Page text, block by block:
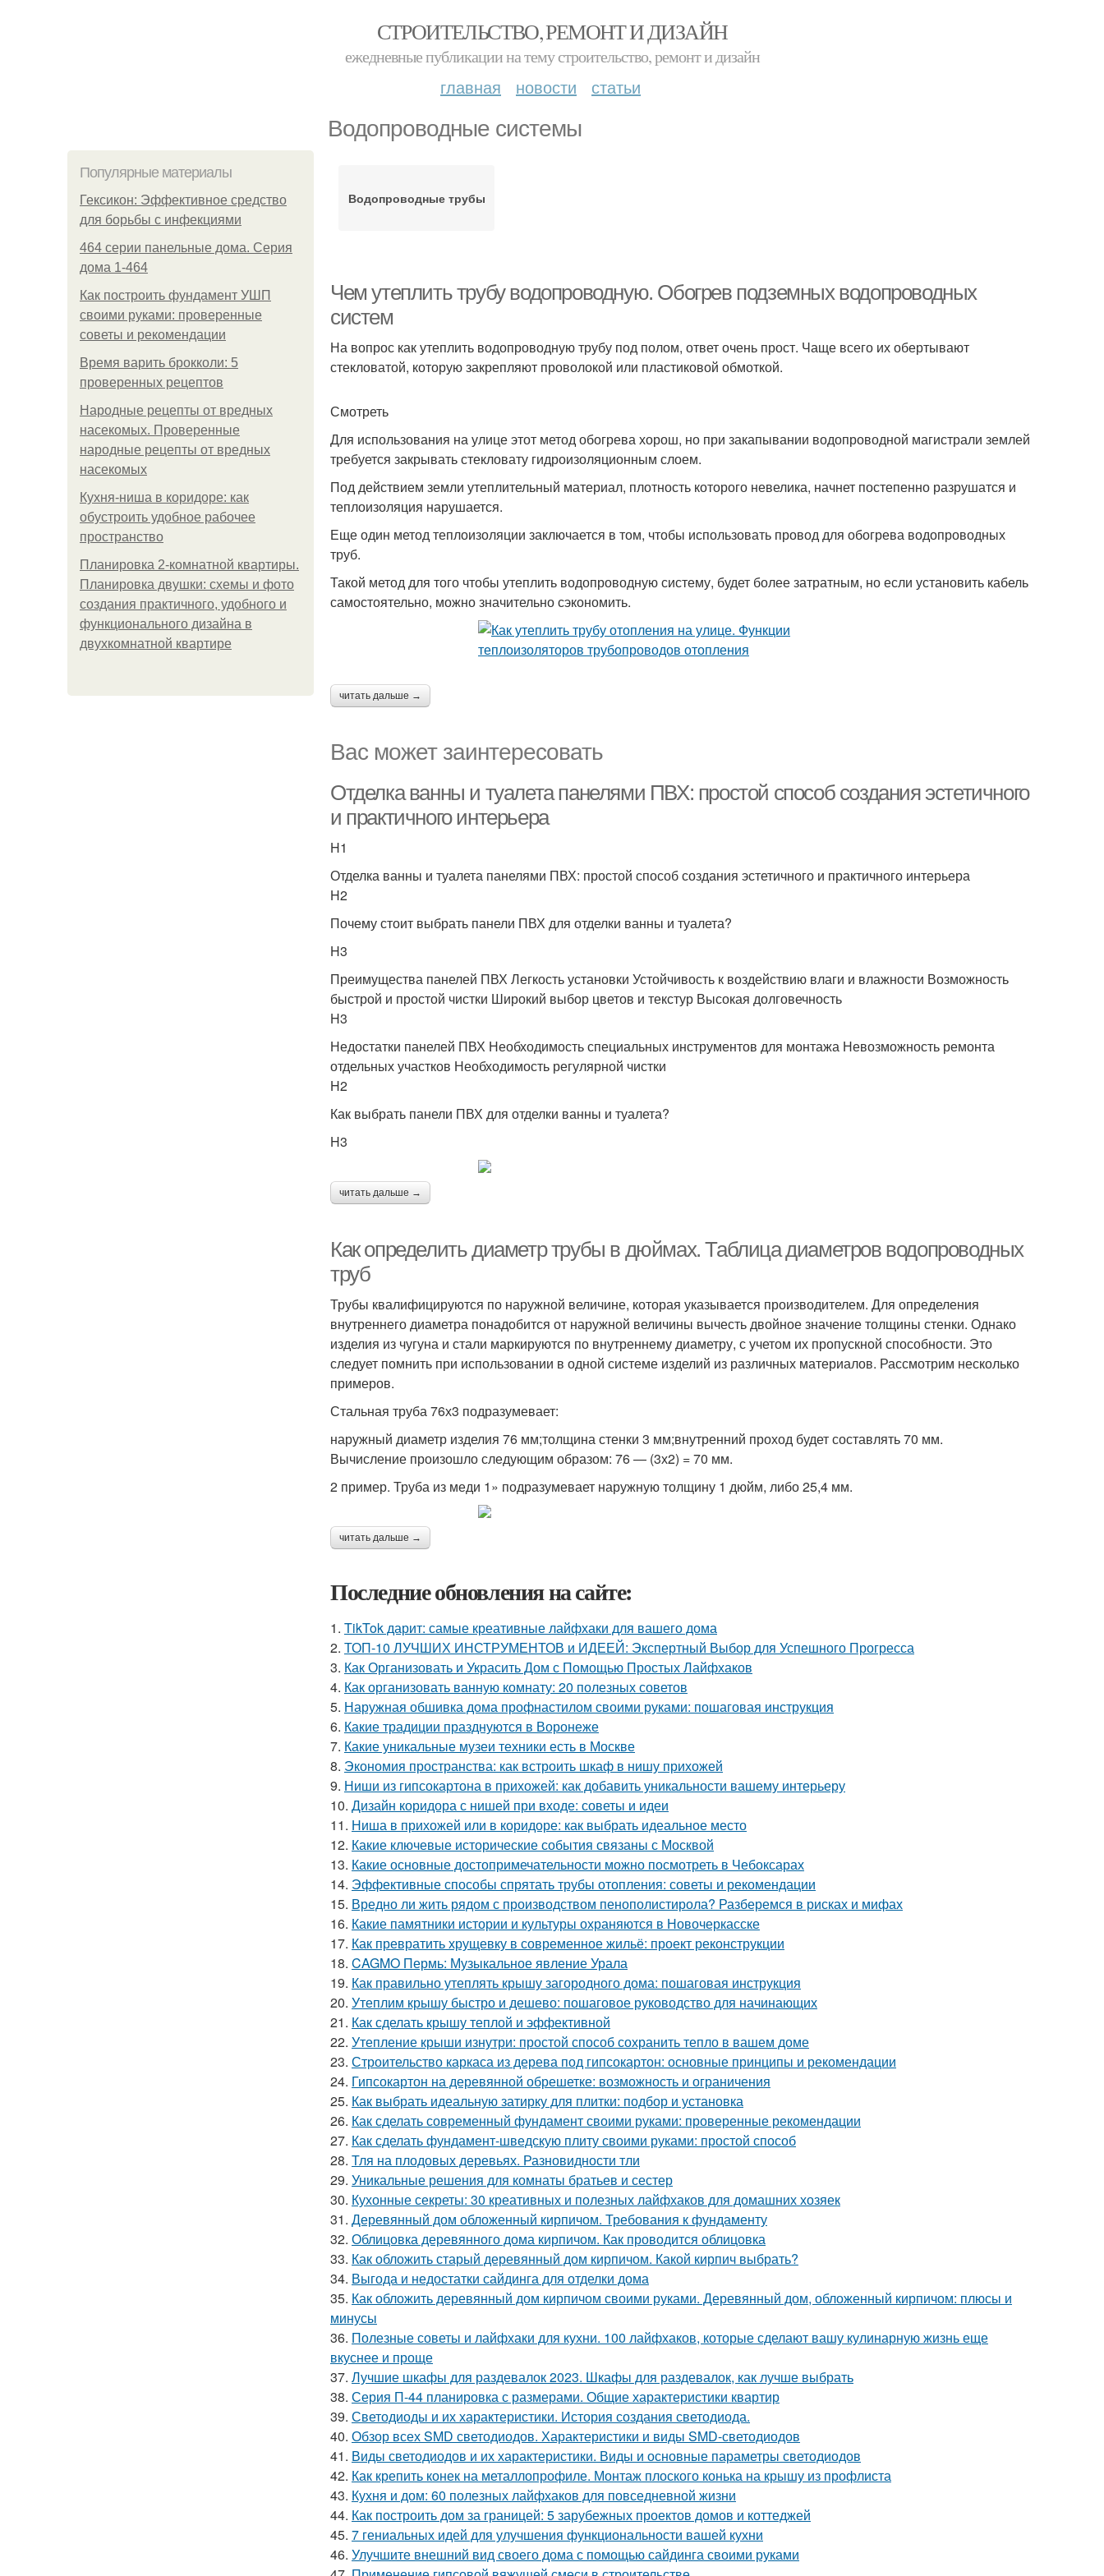
СТРОИТЕЛЬСТВО, РЕМОНТ И ДИЗАЙН
ежедневные публикации на тему строительство, ремонт и дизайн
главная новости статьи
Водопроводные системы
Популярные материалы
Гексикон: Эффективное средство
для борьбы с инфекциями
464 серии панельные дома. Серия
дома 1-464
Как построить фундамент УШП
своими руками: проверенные
советы и рекомендации
Время варить брокколи: 5
проверенных рецептов
Народные рецепты от вредных
насекомых. Проверенные
народные рецепты от вредных
насекомых
Кухня-ниша в коридоре: как
обустроить удобное рабочее
пространство
Планировка 2-комнатной квартиры.
Планировка двушки: схемы и фото
создания практичного, удобного и
функционального дизайна в
двухкомнатной квартире
Водопроводные трубы
Чем утеплить трубу водопроводную. Обогрев подземных водопроводных
систем
На вопрос как утеплить водопроводную трубу под полом, ответ очень прост. Чаще всего их обертывают
стекловатой, которую закрепляют проволокой или пластиковой обмоткой.
Смотреть
Для использования на улице этот метод обогрева хорош, но при закапывании водопроводной магистрали землей
требуется закрывать стекловату гидроизоляционным слоем.
Под действием земли утеплительный материал, плотность которого невелика, начнет постепенно разрушатся и
теплоизоляция нарушается.
Еще один метод теплоизоляции заключается в том, чтобы использовать провод для обогрева водопроводных
труб.
Такой метод для того чтобы утеплить водопроводную систему, будет более затратным, но если установить кабель
самостоятельно, можно значительно сэкономить.
читать дальше →
Вас может заинтересовать
Отделка ванны и туалета панелями ПВХ: простой способ создания эстетичного
и практичного интерьера
H1
Отделка ванны и туалета панелями ПВХ: простой способ создания эстетичного и практичного интерьера
H2
Почему стоит выбрать панели ПВХ для отделки ванны и туалета?
H3
Преимущества панелей ПВХ Легкость установки Устойчивость к воздействию влаги и влажности Возможность
быстрой и простой чистки Широкий выбор цветов и текстур Высокая долговечность
H3
Недостатки панелей ПВХ Необходимость специальных инструментов для монтажа Невозможность ремонта
отдельных участков Необходимость регулярной чистки
H2
Как выбрать панели ПВХ для отделки ванны и туалета?
H3
читать дальше →
Как определить диаметр трубы в дюймах. Таблица диаметров водопроводных
труб
Трубы квалифицируются по наружной величине, которая указывается производителем. Для определения
внутреннего диаметра понадобится от наружной величины вычесть двойное значение толщины стенки. Однако
изделия из чугуна и стали маркируются по внутреннему диаметру, с учетом их пропускной способности. Это
следует помнить при использовании в одной системе изделий из различных материалов. Рассмотрим несколько
примеров.
Стальная труба 76х3 подразумевает:
наружный диаметр изделия 76 мм;толщина стенки 3 мм;внутренний проход будет составлять 70 мм.
Вычисление произошло следующим образом: 76 — (3х2) = 70 мм.
2 пример. Труба из меди 1» подразумевает наружную толщину 1 дюйм, либо 25,4 мм.
читать дальше →
Последние обновления на сайте:
1. TikTok дарит: самые креативные лайфхаки для вашего дома
2. ТОП-10 ЛУЧШИХ ИНСТРУМЕНТОВ и ИДЕЕЙ: Экспертный Выбор для Успешного Прогресса
3. Как Организовать и Украсить Дом с Помощью Простых Лайфхаков
4. Как организовать ванную комнату: 20 полезных советов
5. Наружная обшивка дома профнастилом своими руками: пошаговая инструкция
6. Какие традиции празднуются в Воронеже
7. Какие уникальные музеи техники есть в Москве
8. Экономия пространства: как встроить шкаф в нишу прихожей
9. Ниши из гипсокартона в прихожей: как добавить уникальности вашему интерьеру
10. Дизайн коридора с нишей при входе: советы и идеи
11. Ниша в прихожей или в коридоре: как выбрать идеальное место
12. Какие ключевые исторические события связаны с Москвой
13. Какие основные достопримечательности можно посмотреть в Чебоксарах
14. Эффективные способы спрятать трубы отопления: советы и рекомендации
15. Вредно ли жить рядом с производством пенополистирола? Разберемся в рисках и мифах
16. Какие памятники истории и культуры охраняются в Новочеркасске
17. Как превратить хрущевку в современное жильё: проект реконструкции
18. CAGMO Пермь: Музыкальное явление Урала
19. Как правильно утеплять крышу загородного дома: пошаговая инструкция
20. Утеплим крышу быстро и дешево: пошаговое руководство для начинающих
21. Как сделать крышу теплой и эффективной
22. Утепление крыши изнутри: простой способ сохранить тепло в вашем доме
23. Строительство каркаса из дерева под гипсокартон: основные принципы и рекомендации
24. Гипсокартон на деревянной обрешетке: возможность и ограничения
25. Как выбрать идеальную затирку для плитки: подбор и установка
26. Как сделать современный фундамент своими руками: проверенные рекомендации
27. Как сделать фундамент-шведскую плиту своими руками: простой способ
28. Тля на плодовых деревьях. Разновидности тли
29. Уникальные решения для комнаты братьев и сестер
30. Кухонные секреты: 30 креативных и полезных лайфхаков для домашних хозяек
31. Деревянный дом обложенный кирпичом. Требования к фундаменту
32. Облицовка деревянного дома кирпичом. Как проводится облицовка
33. Как обложить старый деревянный дом кирпичом. Какой кирпич выбрать?
34. Выгода и недостатки сайдинга для отделки дома
35. Как обложить деревянный дом кирпичом своими руками. Деревянный дом, обложенный кирпичом: плюсы и
минусы
36. Полезные советы и лайфхаки для кухни. 100 лайфхаков, которые сделают вашу кулинарную жизнь еще
вкуснее и проще
37. Лучшие шкафы для раздевалок 2023. Шкафы для раздевалок, как лучше выбрать
38. Серия П-44 планировка с размерами. Общие характеристики квартир
39. Светодиоды и их характеристики. История создания светодиода.
40. Обзор всех SMD светодиодов. Характеристики и виды SMD-светодиодов
41. Виды светодиодов и их характеристики. Виды и основные параметры светодиодов
42. Как крепить конек на металлопрофиле. Монтаж плоского конька на крышу из профлиста
43. Кухня и дом: 60 полезных лайфхаков для повседневной жизни
44. Как построить дом за границей: 5 зарубежных проектов домов и коттеджей
45. 7 гениальных идей для улучшения функциональности вашей кухни
46. Улучшите внешний вид своего дома с помощью сайдинга своими руками